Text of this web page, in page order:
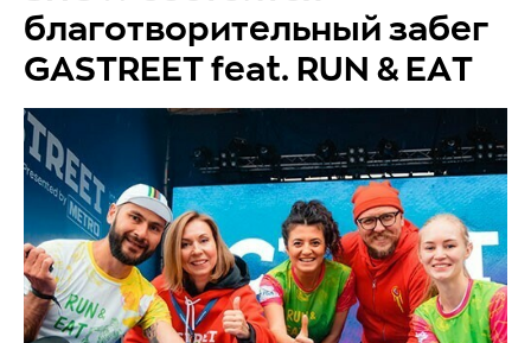
благотворительный забег
GASTREET feat. RUN & EAT